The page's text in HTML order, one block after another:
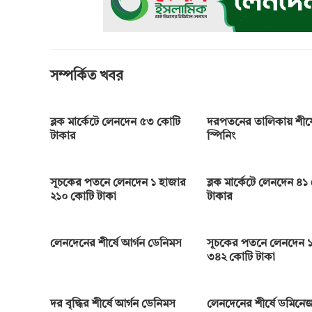
p
m
সম্পর্কিত খবর
ব্লক মার্কেটে লেনদেন ৫৩ কোটি
টাকার
দরপতনের তালিকায়
স্পিনিং
সূচকের পতনে লেনদেন ১ হাজার
২১০ কোটি টাকা
ব্লক মার্কেটে লেনদেন
টাকার
লেনদেনের শীর্ষে আর্গন ডেনিমস
সূচকের পতনে লেনদেন
৩৪২ কোটি টাকা
দর বৃদ্ধির শীর্ষে আর্গন ডেনিমস লেনদেনের শীর্ষে